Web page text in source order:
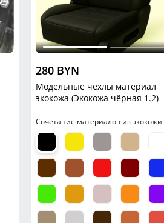
280 BYN
Модельные чехлы материал
экокожа (Экокожа чёрная 1.2)
Сочетание материалов из экокожи